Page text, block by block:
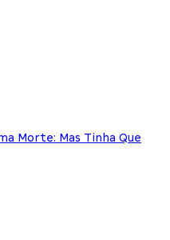
Morte: Mas Tinha Que